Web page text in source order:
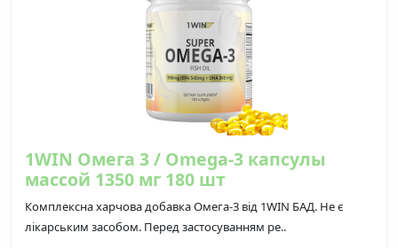
1WIN Омега 3 / Omega-3 капсулы
массой 1350 мг 180 шт
Комплексна харчова добавка Омега-3 від 1WIN БАД. Не є
лікарським засобом. Перед застосуванням ре..